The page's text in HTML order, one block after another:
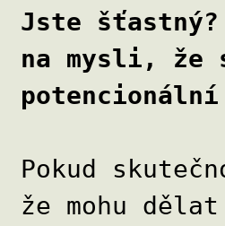
Jste
na mysli, že
Pokud
že mohu